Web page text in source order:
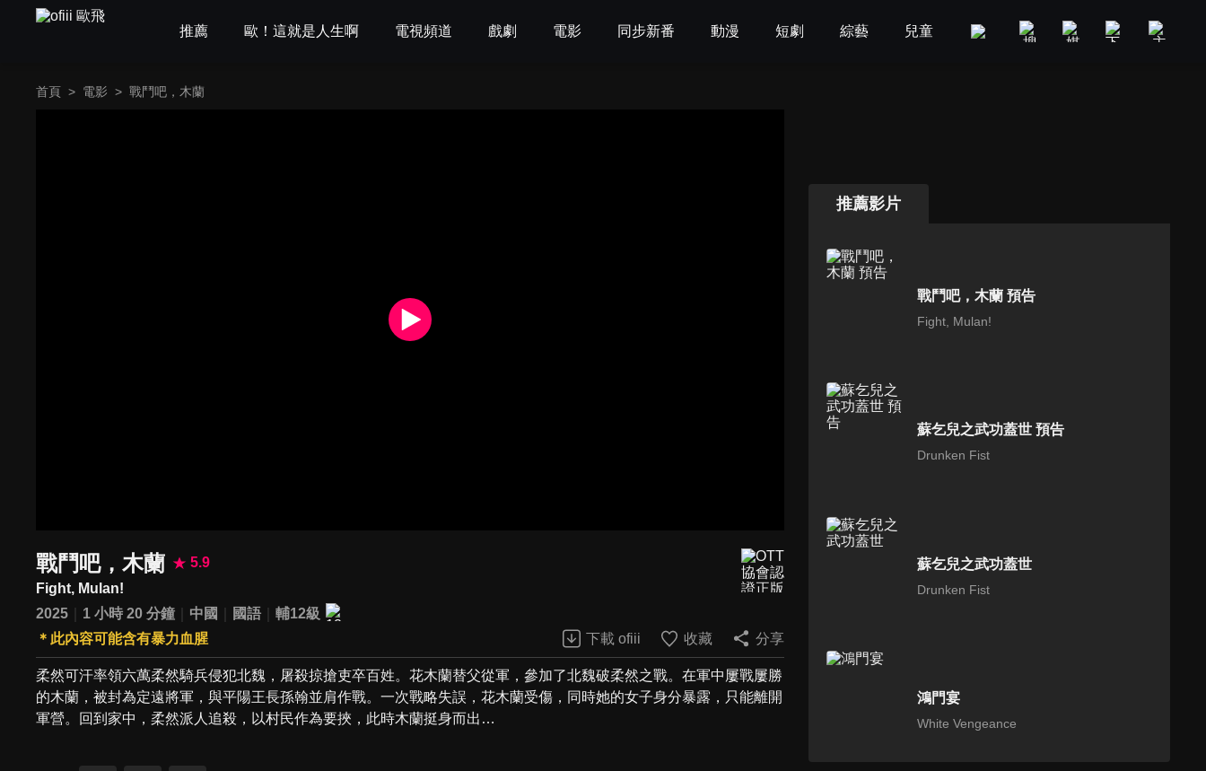
推薦 歐！這就是人生啊 電視頻道 戲劇 電影 同步新番 動漫 短劇 綜藝 兒童 GOOD TV 娛樂 美食旅遊
首頁 > 電影 > 戰鬥吧，木蘭
戰鬥吧，木蘭
5.9
Fight, Mulan!
2025
1 小時 20 分鐘 中國 國語
輔12級
＊此內容可能含有暴力血腥
下載 ofiii 收藏 分享
柔然可汗率領六萬柔然騎兵侵犯北魏，屠殺掠搶吏卒百姓。花木蘭替父從軍，參加了北魏破柔然之戰。在軍中屢戰屢勝
的木蘭，被封為定遠將軍，與平陽王長孫翰並肩作戰。一次戰略失誤，花木蘭受傷，同時她的女子身分暴露，只能離開
軍營。回到家中，柔然派人追殺，以村民作為要挾，此時木蘭挺身而出…
推薦影片
戰鬥吧，木蘭 預告
Fight, Mulan!
蘇乞兒之武功蓋世 預告
Drunken Fist
蘇乞兒之武功蓋世
Drunken Fist
鴻門宴
White Vengeance